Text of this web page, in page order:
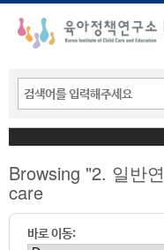
Browsing "2. 일반
care
바로 이동: